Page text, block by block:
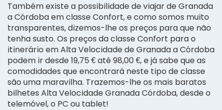
Também existe a possibilidade de viajar de Granada
a Córdoba em classe Confort, e como somos muito
transparentes, dizemos-lhe os preços para que não
tenha susto. Os preços da classe Confort para o
itinerário em Alta Velocidade de Granada a Córdoba
podem ir desde 19,75 € até 98,00 €, e já sabe que as
comodidades que encontrará neste tipo de classe
são uma maravilha. Trazemos-lhe os mais baratos
bilhetes Alta Velocidade Granada Córdoba, desde o
telemóvel, o PC ou tablet!